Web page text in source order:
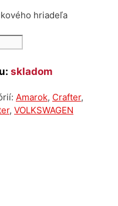
hriadeľa
skladom
Amarok, Crafter,
, VOLKSWAGEN